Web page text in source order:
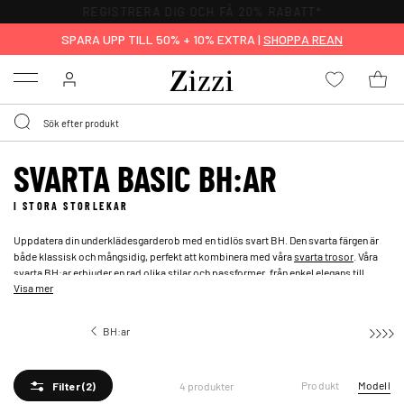
REGISTRERA DIG OCH FÅ 20% RABATT*
SPARA UPP TILL 50% + 10% EXTRA | SHOPPA REAN
Menu
SVARTA BASIC BH:AR
I STORA STORLEKAR
Uppdatera din underklädesgarderob med en tidlös svart BH. Den svarta färgen är
både klassisk och mångsidig, perfekt att kombinera med vårasvarta trosor . Våra
svarta BH:ar erbjuder en rad olika stilar och passformer, från enkel elegans till
detaljerade designer.
Visa mer
BH:ar
Filter(2) 4 produkter Produkt Modell